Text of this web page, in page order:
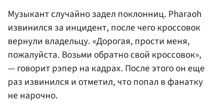
Музыкант случайно задел поклонниц. Pharaoh
извинился за инцидент, после чего кроссовок
вернули владельцу. «Дорогая, прости меня,
пожалуйста. Возьми обратно свой кроссовок»,
— говорит рэпер на кадрах. После этого он еще
раз извинился и отметил, что попал в фанатку
не нарочно.